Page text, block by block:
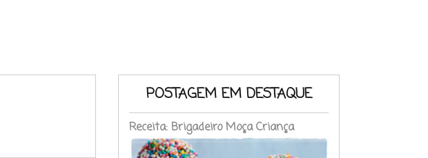
POSTAGEM EM DESTAQUE
Receita: Brigadeiro Moça Criança